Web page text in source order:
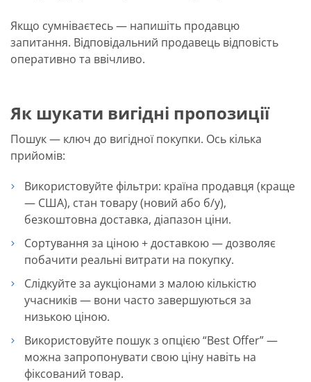
Якщо сумніваєтесь — напишіть продавцю
запитання. Відповідальний продавець відповість
оперативно та ввічливо.
Як шукати вигідні пропозиції
Пошук — ключ до вигідної покупки. Ось кілька
прийомів:
Використовуйте фільтри: країна продавця (краще
— США), стан товару (новий або б/у),
безкоштовна доставка, діапазон ціни.
Сортування за ціною + доставкою — дозволяє
побачити реальні витрати на покупку.
Слідкуйте за аукціонами з малою кількістю
учасників — вони часто завершуються за
низькою ціною.
Використовуйте пошук з опцією “Best Offer” —
можна запропонувати свою ціну навіть на
фіксований товар.